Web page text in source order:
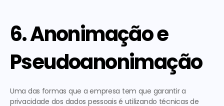
6. Anonimação e
Pseudoanonimação
Uma das formas que a empresa tem que garantir a
privacidade dos dados pessoais é utilizando técnicas de